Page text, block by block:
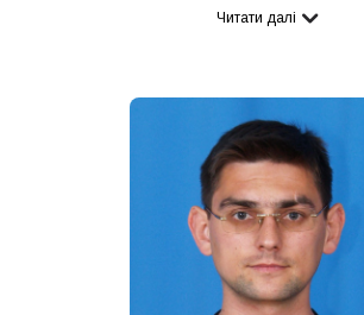
користувачів ігнорують процедуру очищення
жорстка вода, як відомо, має властивості
нашарування на стінках деталей пристрою у
нашарувань і солей. Це сприяє прискоренню
кавоварки. Незважаючи на вбудовану
багатьох приладів, процедура декальцинації
професійного підходу кваліфікованого
компанії можуть допомогти у цій проблемі та
несправностей кавомашини у короткі терміни.
Читати далі